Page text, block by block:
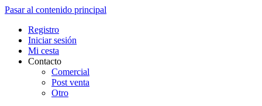
Pasar al contenido principal
Top
Registro
Iniciar sesión
Mi cesta
Contacto
Comercial
Post venta
Otro